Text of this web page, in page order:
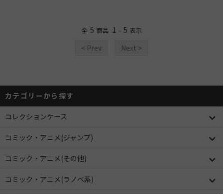
全 5 商品 1 - 5 表示
< Prev Next >
カテゴリーから探す
コレクションケース
コミック・アニメ(ジャンプ)
コミック・アニメ(その他)
コミック・アニメ(ラノベ系)